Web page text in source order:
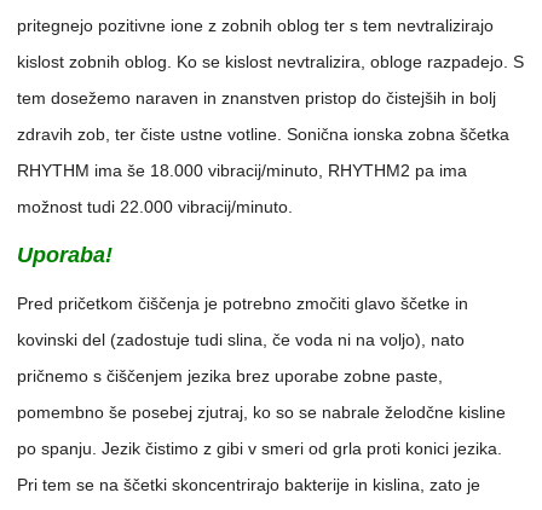
pritegnejo pozitivne ione z zobnih oblog ter s tem nevtralizirajo
kislost zobnih oblog. Ko se kislost nevtralizira, obloge razpadejo. S
tem dosežemo naraven in znanstven pristop do čistejših in bolj
zdravih zob, ter čiste ustne votline. Sonična ionska zobna ščetka
RHYTHM ima še 18.000 vibracij/minuto, RHYTHM2 pa ima
možnost tudi 22.000 vibracij/minuto.
Uporaba!
Pred pričetkom čiščenja je potrebno zmočiti glavo ščetke in
kovinski del (zadostuje tudi slina, če voda ni na voljo), nato
pričnemo s čiščenjem jezika brez uporabe zobne paste,
pomembno še posebej zjutraj, ko so se nabrale želodčne kisline
po spanju. Jezik čistimo z gibi v smeri od grla proti konici jezika.
Pri tem se na ščetki skoncentrirajo bakterije in kislina, zato je